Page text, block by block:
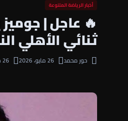
أخبار الرياضة المتنوعة
ثنائي الأهلي
حور محمد 26 مايو، 2026 26 مايو، 2026